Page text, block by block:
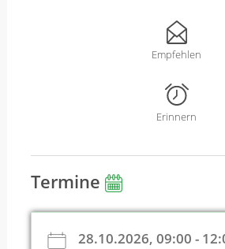
Empfehlen
Erinnern
Termine
28.10.2026, 09:00 -